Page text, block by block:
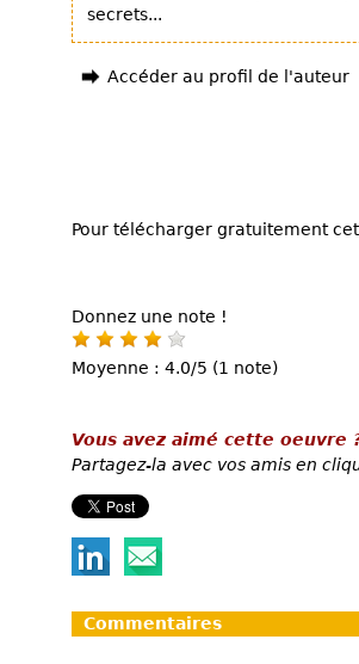
secrets...
Accéder au profil de l'auteur
Pour télécharger gratuitement
Donnez une note !
Moyenne : 4.0/5 (1 note)
Vous avez aimé cette oeuvre
Partagez-la avec vos amis en
Commentaires